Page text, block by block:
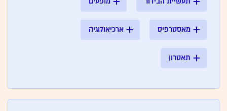
מאסטרפיס ארכיאולוגיה
תאטרון